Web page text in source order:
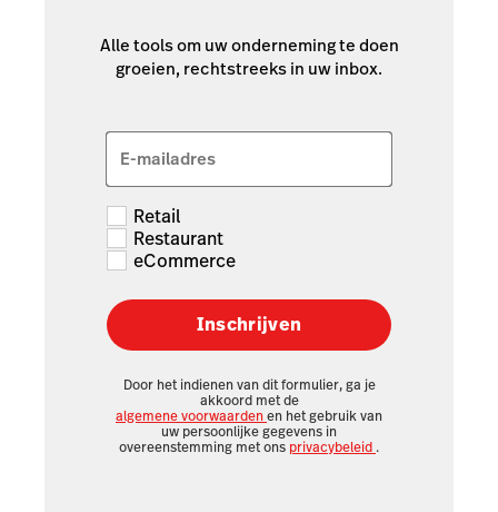
Alle tools om uw onderneming te doen
groeien, rechtstreeks in uw inbox.
E-mailadres
Retail
Restaurant
eCommerce
Inschrijven
Door het indienen van dit formulier, ga je
akkoord met de
algemene voorwaardenen het gebruik van
uw persoonlijke gegevens in
overeenstemming met ons privacybeleid .